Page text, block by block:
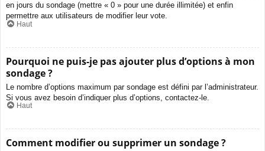
en jours du sondage (mettre « 0 » pour une durée illimitée) et enfin
permettre aux utilisateurs de modifier leur vote.
Haut
Pourquoi ne puis-je pas ajouter plus d’options à mon
sondage ?
Le nombre d’options maximum par sondage est défini par l’administrateur.
Si vous avez besoin d’indiquer plus d’options, contactez-le.
Haut
Comment modifier ou supprimer un sondage ?